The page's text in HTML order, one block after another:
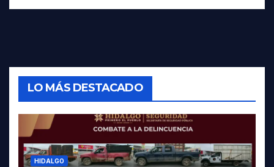
LO MÁS DESTACADO
HIDALGO